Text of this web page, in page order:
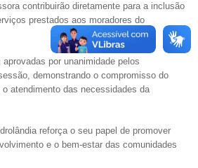
contribuirão diretamente para a inclusão
prestados aos moradores do
por unanimidade pelos
demonstrando o compromisso do
atendimento das necessidades da
reforça o seu papel de promover
e o bem-estar das comunidades